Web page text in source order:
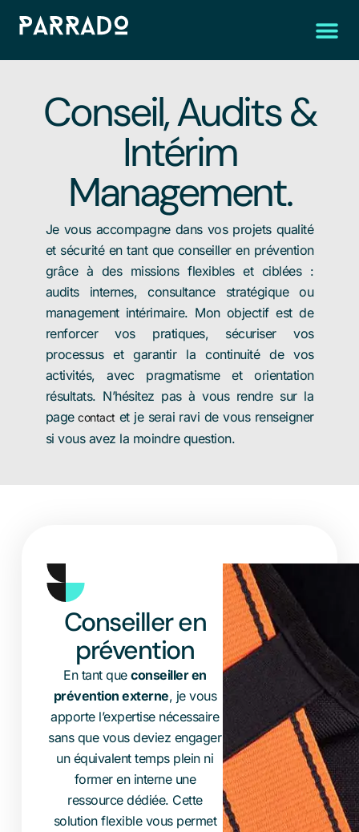
Conseil, Audits &
Intérim
Management.
Je vous accompagne dans vos projets qualité
et sécurité en tant que conseiller en prévention
grâce à des missions flexibles et ciblées :
audits internes, consultance stratégique ou
management intérimaire. Mon objectif est de
renforcer vos pratiques, sécuriser vos
processus et garantir la continuité de vos
activités, avec pragmatisme et orientation
résultats. N’hésitez pas à vous rendre sur la
page contact et je serai ravi de vous renseigner
si vous avez la moindre question.
Conseiller en
prévention
En tant queconseiller en
prévention externe, je vous
apporte l’expertise nécessaire
sans que vous deviez engager
un équivalent temps plein ni
former en interne une
ressource dédiée. Cette
solution flexible vous permet